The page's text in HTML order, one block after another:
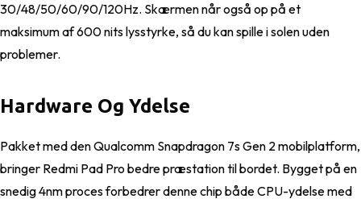
30/48/50/60/90/120Hz. Skærmen når også op på et
maksimum af 600 nits lysstyrke, så du kan spille i solen uden
problemer.
Hardware Og Ydelse
Pakket med den Qualcomm Snapdragon 7s Gen 2 mobilplatform,
bringer Redmi Pad Pro bedre præstation til bordet. Bygget på en
snedig 4nm proces forbedrer denne chip både CPU-ydelse med